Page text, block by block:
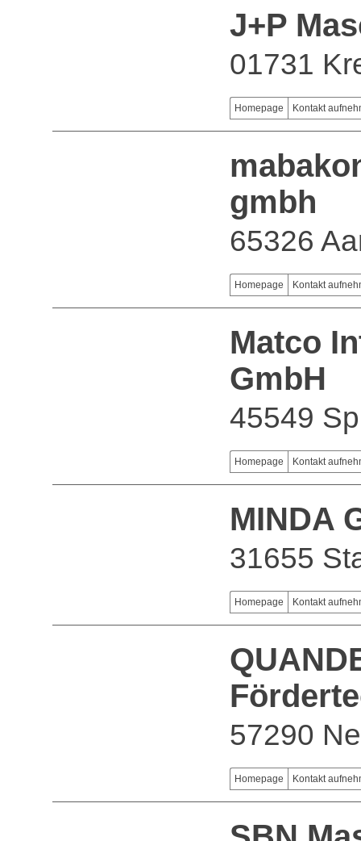
J+P
01731
Homepage Kontakt
gmbh
65326
Homepage Kontakt
Matco
GmbH
45549
Homepage Kontakt
MINDA
31655
Homepage Kontakt
57290
Homepage Kontakt